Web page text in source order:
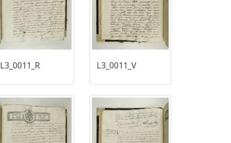
L3_0011_R L3_0011_V